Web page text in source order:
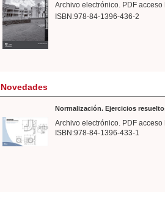
Archivo electrónico. PDF acceso
ISBN:978-84-1396-436-2
Novedades
Normalización. Ejercicios
Archivo electrónico. PDF acceso
ISBN:978-84-1396-433-1